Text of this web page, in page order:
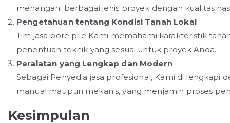
menangani berbagai jenis proyek dengan kualitas
Pengetahuan tentang Kondisi Tanah Lokal
Tim jasa bore pile Kami memahami karakteristik
penentuan teknik yang sesuai untuk proyek Anda.
Peralatan yang Lengkap dan Modern
Sebagai Penyedia jasa profesional, Kami di
manual maupun mekanis, yang menjamin proses
Kesimpulan